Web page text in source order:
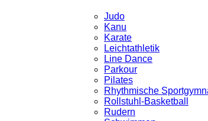
Judo
Kanu
Karate
Leichtathletik
Line Dance
Parkour
Pilates
Rhythmische
Rollstuhl-Basketball
Rudern